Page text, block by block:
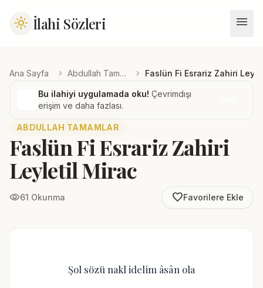
light_mode İlahi Sözleri menu
Ana Sayfa chevron_right Abdullah Tamamlar chevron_right Faslün Fi Esrariz Zahiri
Bu ilahiyi uygulamada oku! Çevrimdışı
erişim ve daha fazlası.
ABDULLAH TAMAMLAR
Faslün Fi Esrariz Zahiri
Leyletil Mirac
visibility61 Okunma favorite_borderFavorilere Ekle
Şol sözü nakl idelim âsân ola